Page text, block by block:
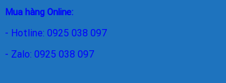
Mua hàng Online:
- Hotline: 0925 038 097
- Zalo: 0925 038 097